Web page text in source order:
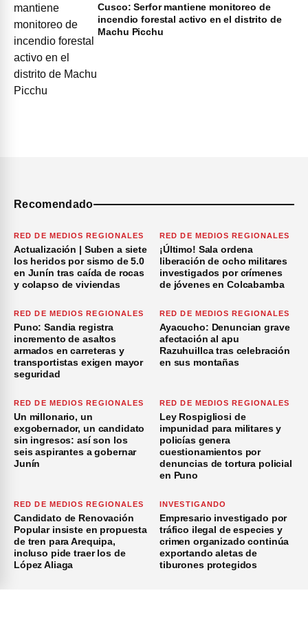
Cusco: Serfor mantiene monitoreo de
incendio forestal activo en el distrito de
Machu Picchu
Recomendado
RED DE MEDIOS REGIONALES
Actualización | Suben a siete
los heridos por sismo de 5.0
en Junín tras caída de rocas
y colapso de viviendas
RED DE MEDIOS REGIONALES
¡Último! Sala ordena
liberación de ocho militares
investigados por crímenes
de jóvenes en Colcabamba
RED DE MEDIOS REGIONALES
Puno: Sandia registra
incremento de asaltos
armados en carreteras y
transportistas exigen mayor
seguridad
RED DE MEDIOS REGIONALES
Ayacucho: Denuncian grave
afectación al apu
Razuhuillca tras celebración
en sus montañas
RED DE MEDIOS REGIONALES
Un millonario, un
exgobernador, un candidato
sin ingresos: así son los
seis aspirantes a gobernar
Junín
RED DE MEDIOS REGIONALES
Ley Rospigliosi de
impunidad para militares y
policías genera
cuestionamientos por
denuncias de tortura policial
en Puno
RED DE MEDIOS REGIONALES
Candidato de Renovación
Popular insiste en propuesta
de tren para Arequipa,
incluso pide traer los de
López Aliaga
INVESTIGANDO
Empresario investigado por
tráfico ilegal de especies y
crimen organizado continúa
exportando aletas de
tiburones protegidos